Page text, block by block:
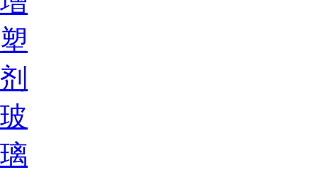
塑
剂
玻
璃